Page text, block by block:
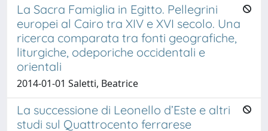
La Sacra Famiglia in Egitto. Pellegrini
europei al Cairo tra XIV e XVI secolo. Una
ricerca comparata tra fonti geografiche,
liturgiche, odeporiche occidentali e
orientali
2014-01-01 Saletti, Beatrice
La successione di Leonello d’Este e altri
studi sul Quattrocento ferrarese